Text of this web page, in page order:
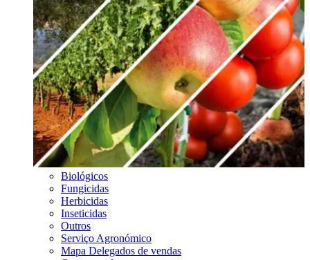
Biológicos
Fungicidas
Herbicidas
Inseticidas
Outros
Serviço Agronómico
Mapa Delegados de vendas